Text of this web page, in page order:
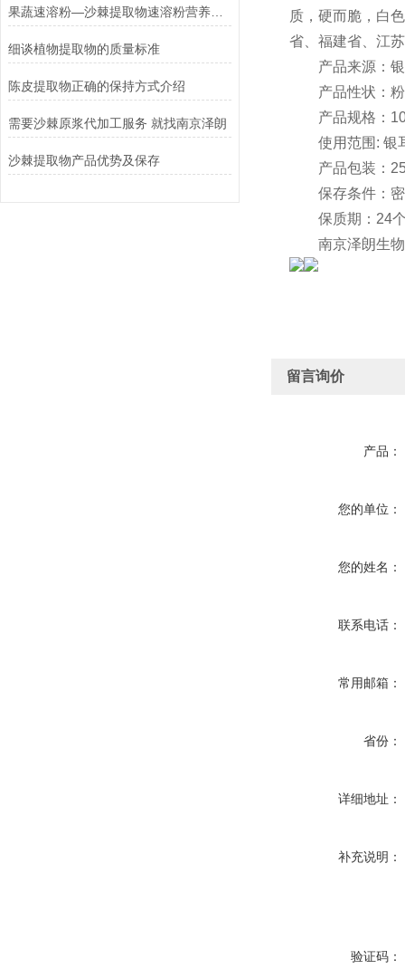
果蔬速溶粉—沙棘提取物速溶粉营养丰富
细谈植物提取物的质量标准
陈皮提取物正确的保持方式介绍
需要沙棘原浆代加工服务 就找南京泽朗
沙棘提取物产品优势及保存
质，硬而脆，白
省、福建省、江
产品来源：银
产品性状：粉
产品规格：
使用范围: 银耳
产品包装：25
保存条件：密
保质期：24
南京泽朗生物
留言询价
产品：
您的单位：
您的姓名：
联系电话：
常用邮箱：
省份：
详细地址：
补充说明：
验证码：